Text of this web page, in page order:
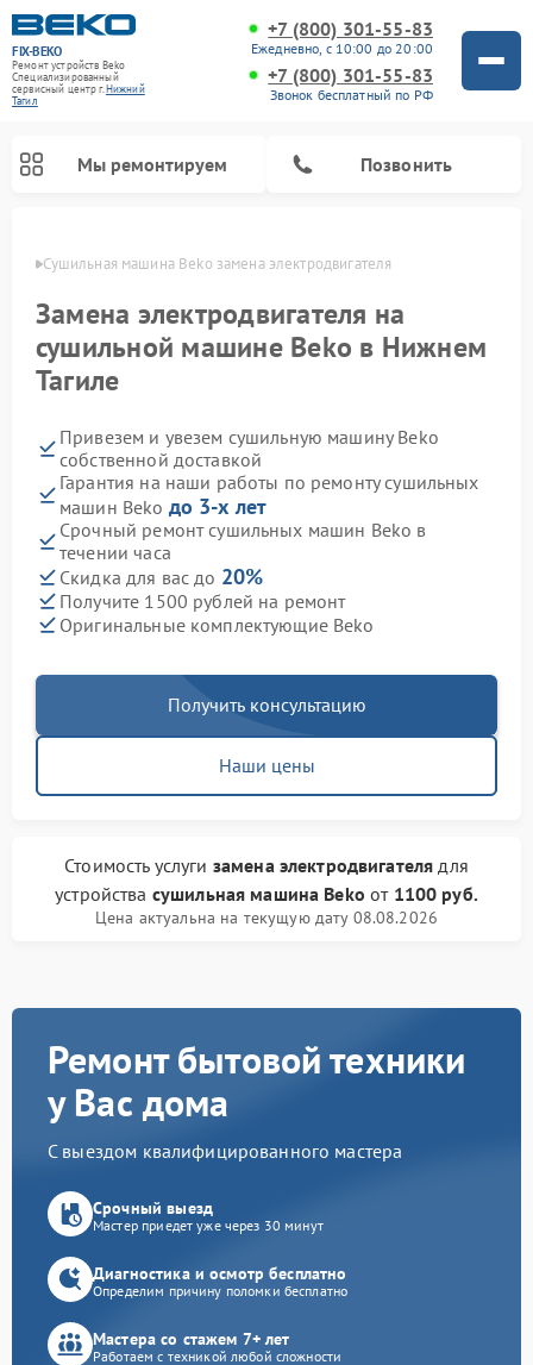
FIX-BEKO
Ремонт устройств Beko
Специализированный
cервисный центр г.Нижний
Тагил
+7 (800) 301-55-83
Ежедневно, с 10:00 до 20:00
+7 (800) 301-55-83
Звонок бесплатный по РФ
Мы ремонтируем Позвонить
Сушильная машина Beko замена электродвигателя
Замена электродвигателя на
сушильной машине Beko в Нижнем
Тагиле
Привезем и увезем сушильную машину Beko
собственной доставкой
Гарантия на наши работы по ремонту сушильных
машин Beko до 3-х лет
Срочный ремонт сушильных машин Beko в
течении часа
Скидка для вас до 20%
Получите 1500 рублей на ремонт
Оригинальные комплектующие Beko
Получить консультацию
Наши цены
Стоимость услуги замена электродвигателя для
устройства сушильная машина Beko от 1100 руб.
Цена актуальна на текущую дату 08.08.2026
Ремонт бытовой техники
у Вас дома
С выездом квалифицированного мастера
Срочный выезд
Мастер приедет уже через 30 минут
Диагностика и осмотр бесплатно
Определим причину поломки бесплатно
Мастера со стажем 7+ лет
Работаем с техникой любой сложности